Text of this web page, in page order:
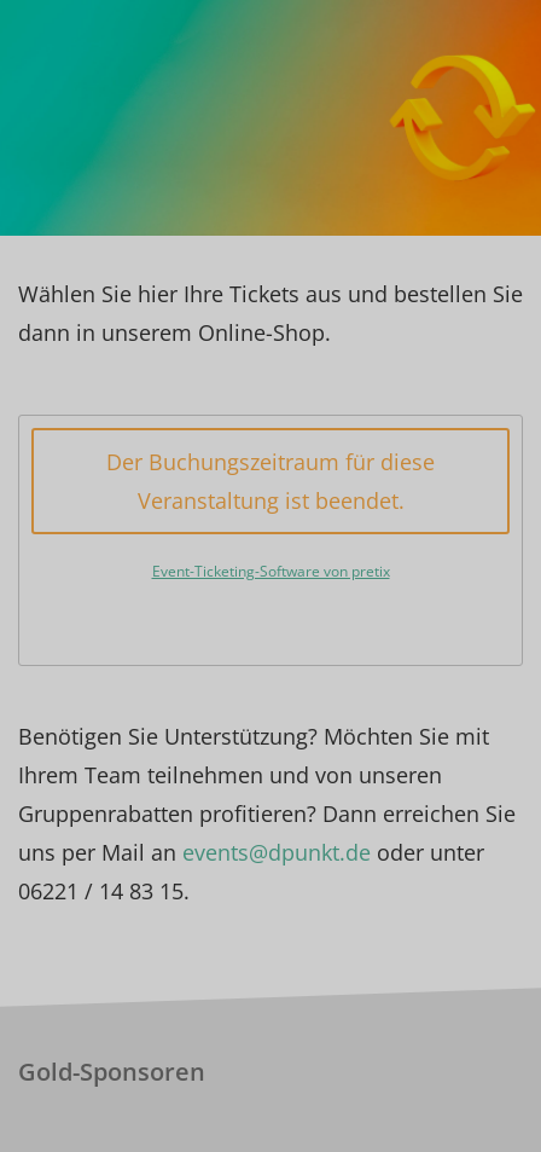
Wählen Sie hier Ihre Tickets aus und bestellen Sie
dann in unserem Online-Shop.
Der Buchungszeitraum für diese
Veranstaltung ist beendet.
Event-Ticketing-Software von pretix
Benötigen Sie Unterstützung? Möchten Sie mit
Ihrem Team teilnehmen und von unseren
Gruppenrabatten profitieren? Dann erreichen Sie
uns per Mail an events@dpunkt.de oder unter
06221 / 14 83 15.
Gold-Sponsoren